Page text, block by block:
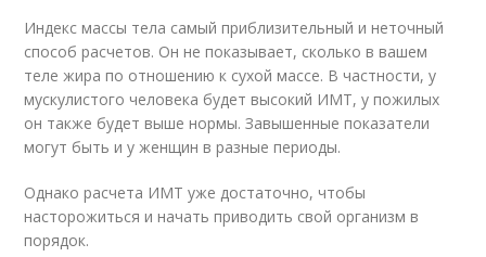
Индекс массы тела самый приблизительный и неточный
способ расчетов. Он не показывает, сколько в вашем
теле жира по отношению к сухой массе. В частности, у
мускулистого человека будет высокий ИМТ, у пожилых
он также будет выше нормы. Завышенные показатели
могут быть и у женщин в разные периоды.
Однако расчета ИМТ уже достаточно, чтобы
насторожиться и начать приводить свой организм в
порядок.